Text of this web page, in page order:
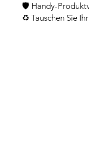
🛡️ Handy-
♻️ Tauschen Sie